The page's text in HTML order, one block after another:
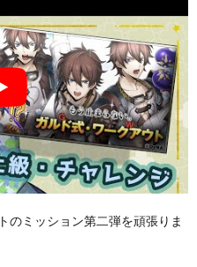
のミッション第二弾を頑張りま